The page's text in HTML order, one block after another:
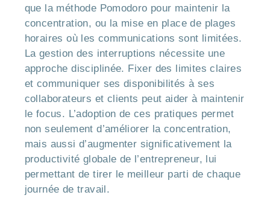
que la méthode Pomodoro pour maintenir la
concentration, ou la mise en place de plages
horaires où les communications sont limitées.
La gestion des interruptions nécessite une
approche disciplinée. Fixer des limites claires
et communiquer ses disponibilités à ses
collaborateurs et clients peut aider à maintenir
le focus. L’adoption de ces pratiques permet
non seulement d’améliorer la concentration,
mais aussi d’augmenter significativement la
productivité globale de l’entrepreneur, lui
permettant de tirer le meilleur parti de chaque
journée de travail.